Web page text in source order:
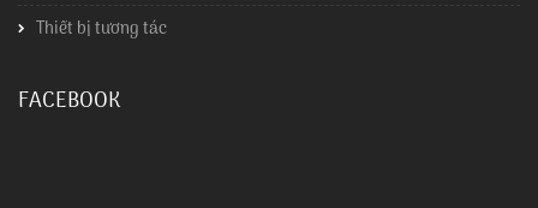
Thiết bị tương tác
FACEBOOK